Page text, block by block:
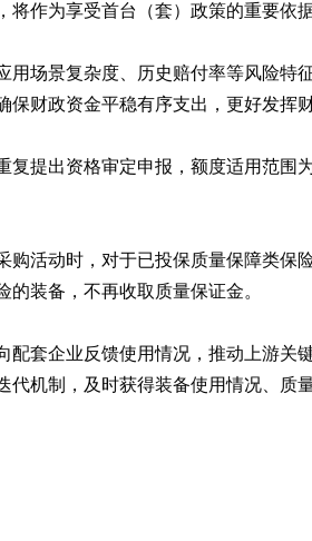
作为享受首台（套）政策的重要依
用场景复杂度、历史赔付率等风险
财政资金平稳有序支出，更好发挥
复提出资格审定申报，额度适用范围
购活动时，对于已投保质量保障类
装备，不再收取质量保证金。
配套企业反馈使用情况，推动上游
机制，及时获得装备使用情况、质